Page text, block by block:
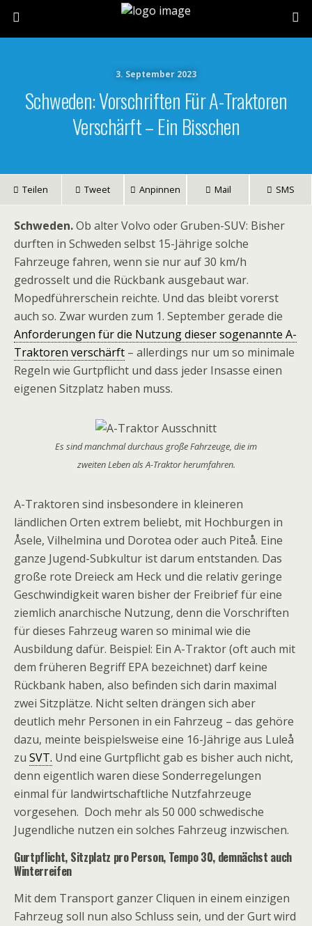
3. September 2023
Schweden: Vorschriften Für A-Traktoren
Verschärft – Ein Bisschen
Teilen Tweet Anpinnen Mail SMS
Schweden.Ob alter Volvo oder Gruben-SUV: Bisher
durften in Schweden selbst 15-Jährige solche
Fahrzeuge fahren, wenn sie nur auf 30 km/h
gedrosselt und die Rückbank ausgebaut war.
Mopedführerschein reichte. Und das bleibt vorerst
auch so. Zwar wurden zum 1. September gerade die
Anforderungen für die Nutzung dieser sogenannte A-
Traktoren verschärft – allerdings nur um so minimale
Regeln wie Gurtpflicht und dass jeder Insasse einen
eigenen Sitzplatz haben muss.
Es sind manchmal durchaus große Fahrzeuge, die im
zweiten Leben als A-Traktor herumfahren.
A-Traktoren sind insbesondere in kleineren
ländlichen Orten extrem beliebt, mit Hochburgen in
Åsele, Vilhelmina und Dorotea oder auch Piteå. Eine
ganze Jugend-Subkultur ist darum entstanden. Das
große rote Dreieck am Heck und die relativ geringe
Geschwindigkeit waren bisher der Freibrief für eine
ziemlich anarchische Nutzung, denn die Vorschriften
für dieses Fahrzeug waren so minimal wie die
Ausbildung dafür. Beispiel: Ein A-Traktor (oft auch mit
dem früheren Begriff EPA bezeichnet) darf keine
Rückbank haben, also befinden sich darin maximal
zwei Sitzplätze. Nicht selten drängen sich aber
deutlich mehr Personen in ein Fahrzeug – das gehöre
dazu, meinte beispielsweise eine 16-Jährige aus Luleå
zu SVT. Und eine Gurtpflicht gab es bisher auch nicht,
denn eigentlich waren diese Sonderregelungen
einmal für landwirtschaftliche Nutzfahrzeuge
vorgesehen. Doch mehr als 50 000 schwedische
Jugendliche nutzen ein solches Fahrzeug inzwischen.
Gurtpflicht, Sitzplatz pro Person, Tempo 30, demnächst auch
Winterreifen
Mit dem Transport ganzer Cliquen in einem einzigen
Fahrzeug soll nun also Schluss sein, und der Gurt wird